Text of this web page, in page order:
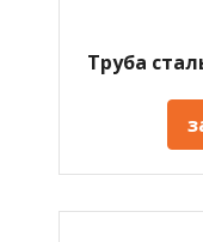
Труба